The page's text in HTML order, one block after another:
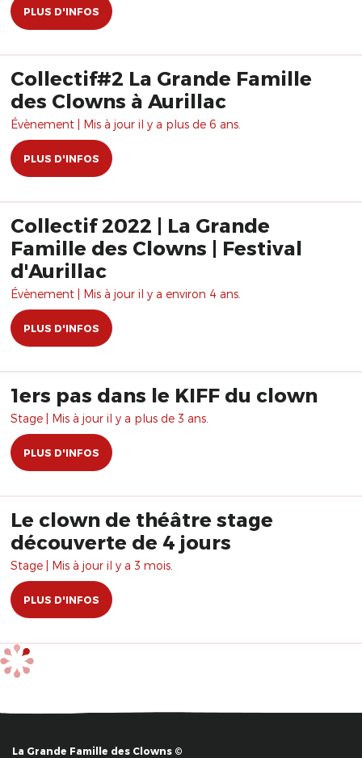
PLUS D'INFOS
Collectif#2 La Grande Famille
des Clowns à Aurillac
Évènement | Mis à jour il y a plus de 6 ans.
PLUS D'INFOS
Collectif 2022 | La Grande
Famille des Clowns | Festival
d'Aurillac
Évènement | Mis à jour il y a environ 4 ans.
PLUS D'INFOS
1ers pas dans le KIFF du clown
Stage | Mis à jour il y a plus de 3 ans.
PLUS D'INFOS
Le clown de théâtre stage
découverte de 4 jours
Stage | Mis à jour il y a 3 mois.
PLUS D'INFOS
La Grande Famille des Clowns ©